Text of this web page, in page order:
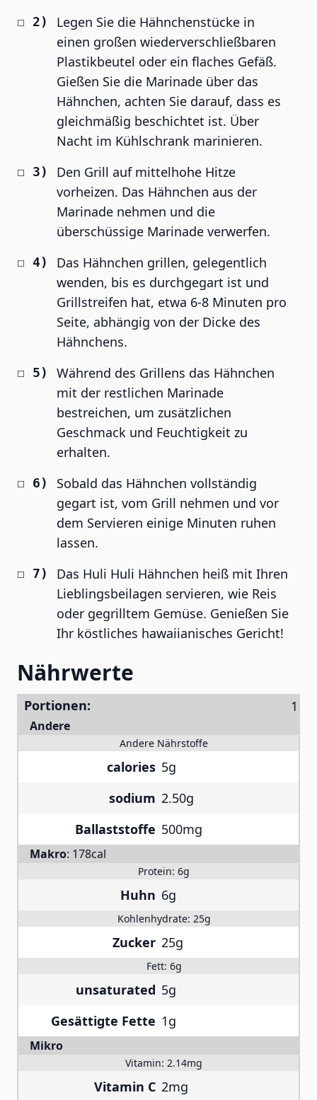
Legen Sie die Hähnchenstücke in
einen großen wiederverschließbaren
Plastikbeutel oder ein flaches Gefäß.
Gießen Sie die Marinade über das
Hähnchen, achten Sie darauf, dass es
gleichmäßig beschichtet ist. Über
Nacht im Kühlschrank marinieren.
Den Grill auf mittelhohe Hitze
vorheizen. Das Hähnchen aus der
Marinade nehmen und die
überschüssige Marinade verwerfen.
Das Hähnchen grillen, gelegentlich
wenden, bis es durchgegart ist und
Grillstreifen hat, etwa 6-8 Minuten pro
Seite, abhängig von der Dicke des
Hähnchens.
Während des Grillens das Hähnchen
mit der restlichen Marinade
bestreichen, um zusätzlichen
Geschmack und Feuchtigkeit zu
erhalten.
Sobald das Hähnchen vollständig
gegart ist, vom Grill nehmen und vor
dem Servieren einige Minuten ruhen
lassen.
Das Huli Huli Hähnchen heiß mit Ihren
Lieblingsbeilagen servieren, wie Reis
oder gegrilltem Gemüse. Genießen Sie
Ihr köstliches hawaiianisches Gericht!
Nährwerte
Portionen:
Andere
Andere Nährstoffe
calories 5g
sodium 2.50g
Ballaststoffe 500mg
Makro: 178cal
Protein: 6g
Huhn 6g
Kohlenhydrate: 25g
Zucker 25g
Fett: 6g
unsaturated 5g
Gesättigte Fette 1g
Mikro
Vitamin: 2.14mg
Vitamin C 2mg